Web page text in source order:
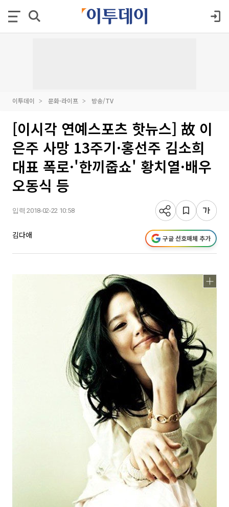
이투데이 문화·라이프 방송/TV
[이시각 연예스포츠 핫뉴스] 故 이
은주 사망 13주기·홍선주 김소희
대표 폭로·'한끼줍쇼' 황치열·배우
오동식 등
입력 2018-02-22 10:58
김다애 구글 선호매체 추가